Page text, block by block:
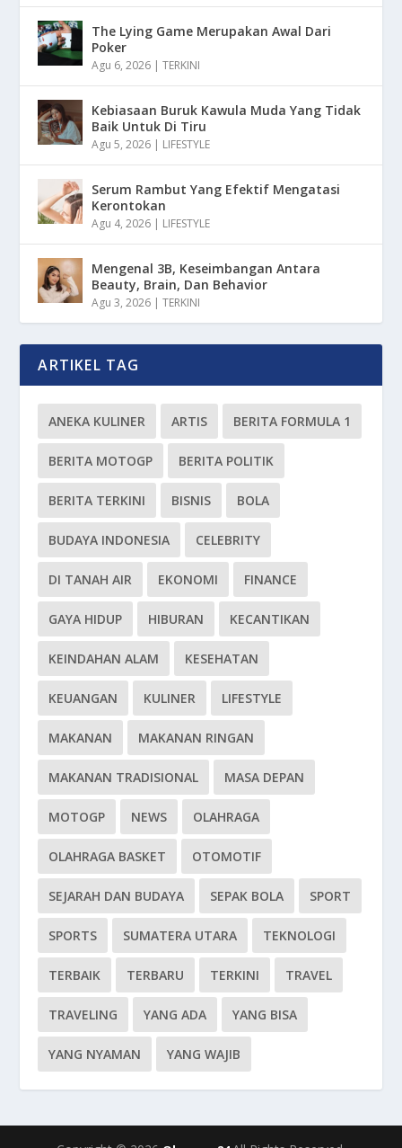
The Lying Game Merupakan Awal Dari
Poker
Agu 6, 2026 |TERKINI
Kebiasaan Buruk Kawula Muda Yang Tidak
Baik Untuk Di Tiru
Agu 5, 2026 | LIFESTYLE
Serum Rambut Yang Efektif Mengatasi
Kerontokan
Agu 4, 2026 | LIFESTYLE
Mengenal 3B, Keseimbangan Antara
Beauty, Brain, Dan Behavior
Agu 3, 2026 |TERKINI
ARTIKEL TAG
ANEKA KULINER ARTIS BERITA FORMULA 1
BERITA MOTOGP BERITA POLITIK
BERITA TERKINI BISNIS BOLA
BUDAYA INDONESIA CELEBRITY
DI TANAH AIR EKONOMI FINANCE
GAYA HIDUP HIBURAN KECANTIKAN
KEINDAHAN ALAM KESEHATAN
KEUANGAN KULINER LIFESTYLE
MAKANAN MAKANAN RINGAN
MAKANAN TRADISIONAL MASA DEPAN
MOTOGP NEWS OLAHRAGA
OLAHRAGA BASKET OTOMOTIF
SEJARAH DAN BUDAYA SEPAK BOLA SPORT
SPORTS SUMATERA UTARA TEKNOLOGI
TERBAIK TERBARU TERKINI TRAVEL
TRAVELING YANG ADA YANG BISA
YANG NYAMAN YANG WAJIB